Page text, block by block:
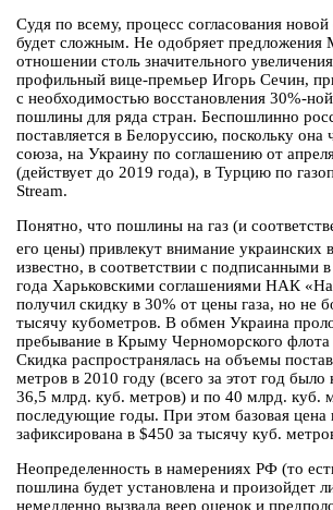
Судя по всему, процесс согласования новой
будет сложным. Не одобряет предложения
отношении столь значительного
профильный вице-премьер Игорь Сечин,
с необходимостью восстановления 30%-
пошлины для ряда стран. Беспошлинно
поставляется в Белоруссию, поскольку
союза, на Украину по соглашению от
(действует до 2019 года), в Турцию по
Stream.
Понятно, что пошлины на газ (и
его цены) привлекут внимание украинских
известно, в соответствии с подписанными
года Харьковскими соглашениями НАК
получил скидку в 30% от цены газа, но не
тысячу кубометров. В обмен Украина
пребывание в Крыму Черноморского флота
Скидка распространялась на объемы
метров в 2010 году (всего за этот год было
36,5 млрд. куб. метров) и по 40 млрд. куб.
последующие годы. При этом базовая цена
зафиксирована в $450 за тысячу куб.
Неопределенность в намерениях РФ (то
пошлина будет установлена и произойдет
немедленно вызвала веер оценок и